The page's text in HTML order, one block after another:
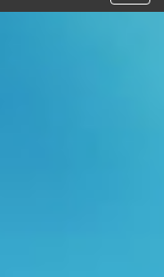
الرئيسية